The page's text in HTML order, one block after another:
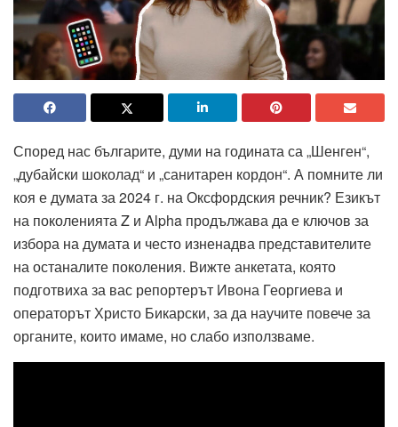
Според нас българите, думи на годината са „Шенген“,
„дубайски шоколад“ и „санитарен кордон“. А помните ли
коя е думата за 2024 г. на Оксфордския речник? Езикът
на поколенията Z и Alpha продължава да е ключов за
избора на думата и често изненадва представителите
на останалите поколения. Вижте анкетата, която
подготвиха за вас репортерът Ивона Георгиева и
операторът Христо Бикарски, за да научите повече за
органите, които имаме, но слабо използваме.